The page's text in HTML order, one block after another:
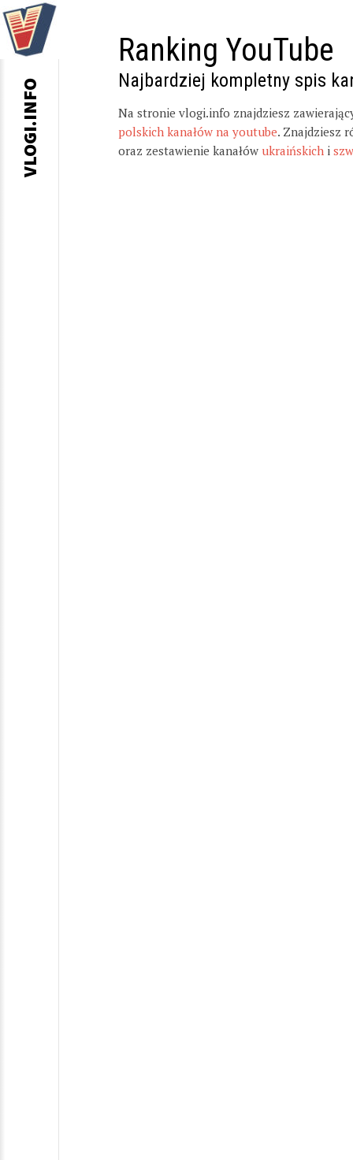
Ranking YouTube
Najbardziej kompletny spis
Na stronie vlogi.info znajdziesz
polskich kanałów na youtube. Znajdziesz
oraz zestawienie kanałów ukraińskich i
VLOGI.INFO